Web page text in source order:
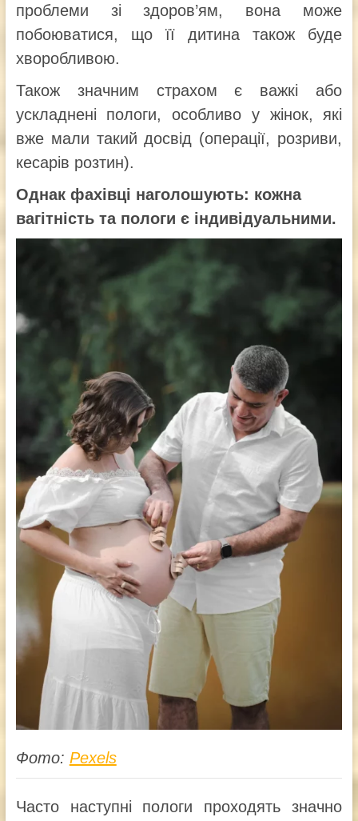
проблеми зі здоров’ям, вона може
побоюватися, що її дитина також буде
хворобливою.
Також значним страхом є важкі або
ускладнені пологи, особливо у жінок, які
вже мали такий досвід (операції, розриви,
кесарів розтин).
Однак фахівці наголошують: кожна
вагітність та пологи є індивідуальними.
Фото: Pexels
Часто наступні пологи проходять значно